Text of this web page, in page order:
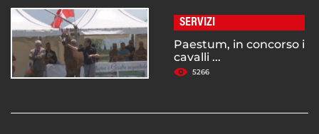
SERVIZI
Paestum, in concorso i
cavalli ...
5266